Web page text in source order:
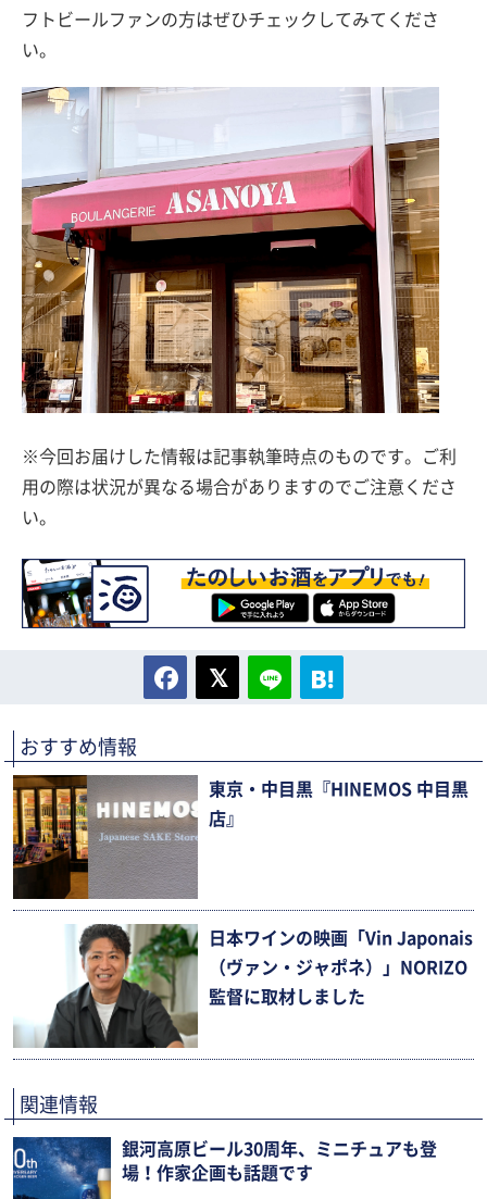
フトビールファンの方はぜひチェックしてみてくださ
い。
※今回お届けした情報は記事執筆時点のものです。ご利
用の際は状況が異なる場合がありますのでご注意くださ
い。
おすすめ情報
東京・中目黒『HINEMOS 中目黒
店』
日本ワインの映画「Vin Japonais
（ヴァン・ジャポネ）」NORIZO
監督に取材しました
関連情報
銀河高原ビール30周年、ミニチュアも登
場！作家企画も話題です